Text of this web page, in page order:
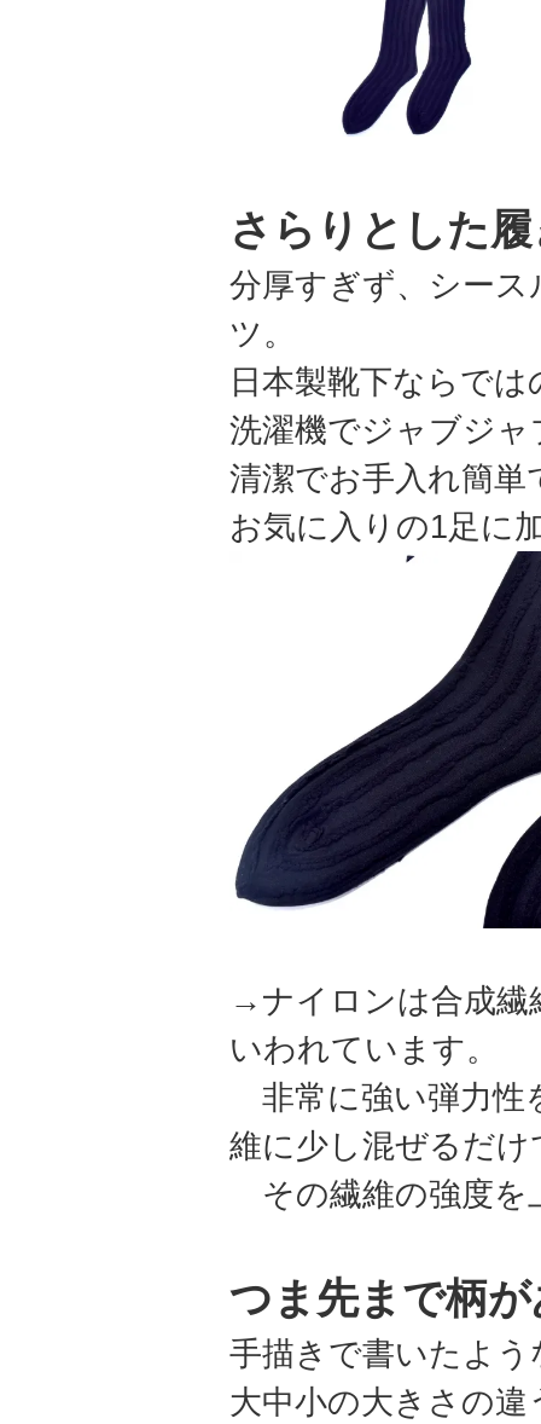
さらりとした
分厚すぎず、シー
ツ。
日本製靴下ならで
洗濯機でジャブジャ
清潔でお手入れ簡単
お気に入りの1足に
→ナイロンは合成繊
いわれています。
非常に強い弾力性
維に少し混ぜるだけ
その繊維の強度を
つま先まで柄
手描きで書いたよ
大中小の大きさの